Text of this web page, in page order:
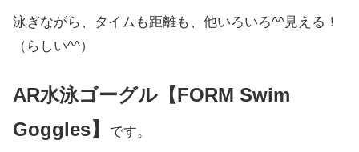
泳ぎながら、タイムも距離も、他いろいろ^^見える！
（らしい^^）
AR水泳ゴーグル【FORM Swim
Goggles】
です。